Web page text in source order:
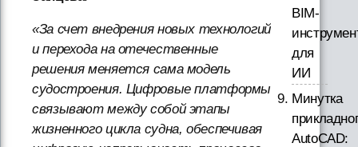
«За счет внедрения новых технологий
и перехода на отечественные
решения меняется сама модель
судостроения. Цифровые платформы
связывают между собой этапы
жизненного цикла судна, обеспечивая
BIM-
для
ИИ
Минутка
AutoCAD: